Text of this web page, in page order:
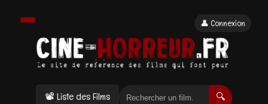
📽 Liste des Films 🔍
👤 Connexion